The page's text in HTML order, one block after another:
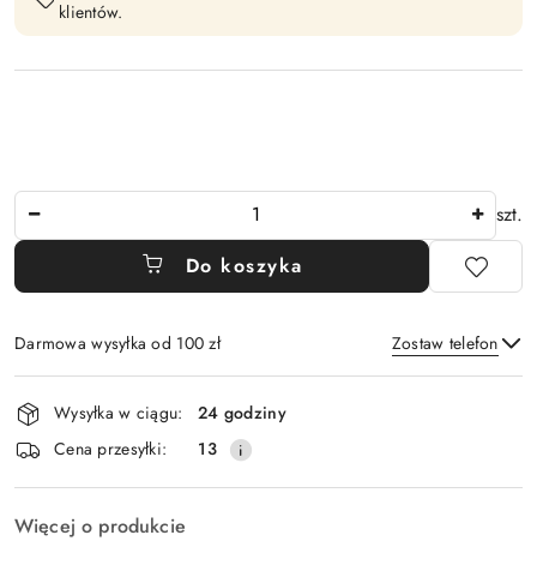
klientów.
szt.
Do koszyka
Darmowa wysyłka od 100 zł Zostaw telefon
Wyślij
Dostępność
i
dostawa
Wysyłka w ciągu:
24 godziny
Cena przesyłki:
13
Więcej o produkcie